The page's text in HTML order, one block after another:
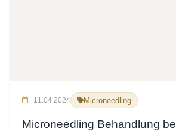
11.04.2024 Microneedling
Microneedling Behandlung